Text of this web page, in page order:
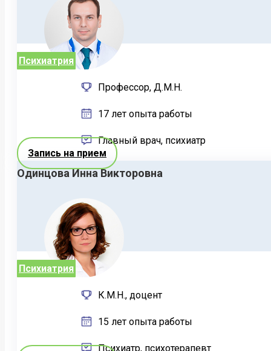
Психиатрия
Профессор, Д.М.Н.
17 лет опыта работы
Главный врач, психиатр
Запись на прием
Одинцова Инна Викторовна
Психиатрия
К.М.Н., доцент
15 лет опыта работы
Психиатр, психотерапевт